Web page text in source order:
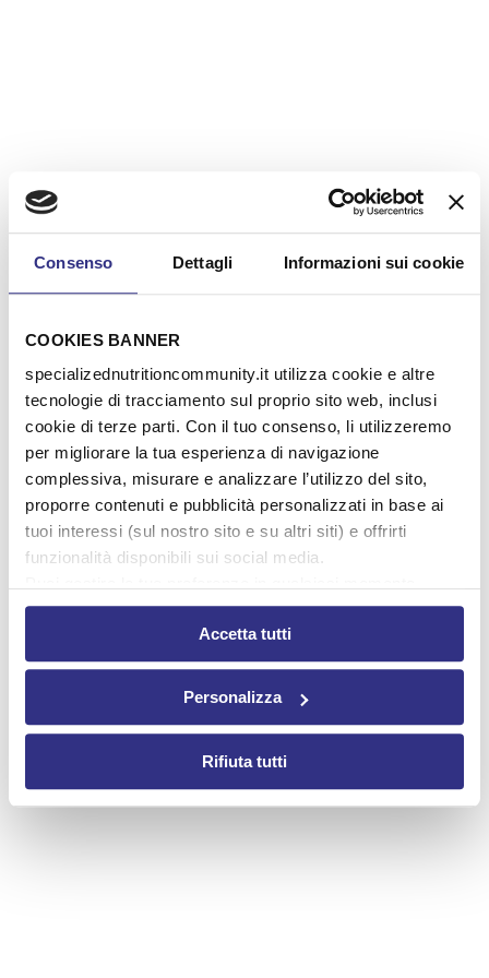
Consenso Dettagli Informazioni sui cookie
COOKIES BANNER
specializednutritioncommunity.it utilizza cookie e altre
tecnologie di tracciamento sul proprio sito web, inclusi
cookie di terze parti. Con il tuo consenso, li utilizzeremo
per migliorare la tua esperienza di navigazione
complessiva, misurare e analizzare l’utilizzo del sito,
proporre contenuti e pubblicità personalizzati in base ai
tuoi interessi (sul nostro sito e su altri siti) e offrirti
funzionalità disponibili sui social media.
cliccando su Impostazioni dei cookie. Ulteriori
informazioni sono disponibili nellaCookie Policy
Privacy Policy.
Cliccando su “Accetta tutti” acconsenti all’utilizzo di tutti i
Accetta tutti
Personalizza
Rifiuta tutti